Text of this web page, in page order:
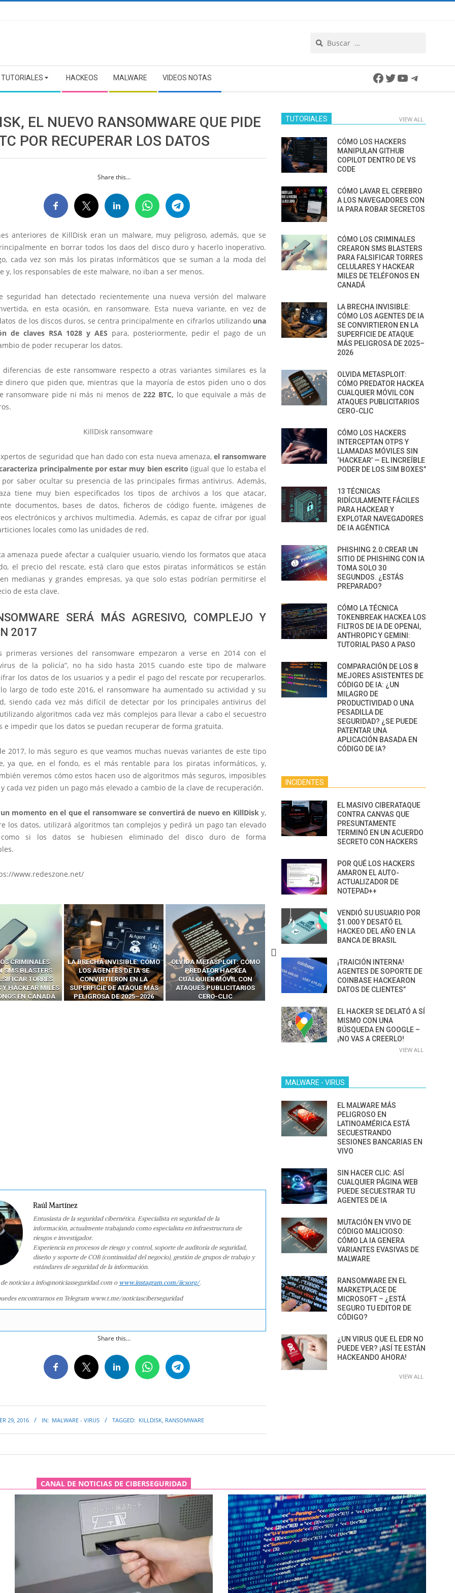
TUTORIALES HACKEOS MALWARE VIDEOS NOTAS Facebook
Twitter
YouTube
EL NUEVO RANSOMWARE QUE PIDE
POR RECUPERAR LOS DATOS
Share this...
anteriores de KillDisk eran un malware, muy peligroso, además, que se
en borrar todos los daos del disco duro y hacerlo inoperativo.
cada vez son más los piratas informáticos que se suman a la moda del
y, los responsables de este malware, no iban a ser menos.
seguridad han detectado recientemente una nueva versión del malware
en esta ocasión, en ransomware. Esta nueva variante, en vez de
de los discos duros, se centra principalmente en cifrarlos utilizandouna
de claves RSA 1028 y AES para, posteriormente, pedir el pago de un
de poder recuperar los datos.
diferencias de este ransomware respecto a otras variantes similares es la
dinero que piden que, mientras que la mayoría de estos piden uno o dos
ransomware pide ni más ni menos de222 BTC, lo que equivale a más de
de seguridad que han dado con esta nueva amenaza, el ransomware
principalmente por estar muy bien escrito (igual que lo estaba el
por saber ocultar su presencia de las principales firmas antivirus. Además,
tiene muy bien especificados los tipos de archivos a los que atacar,
documentos, bases de datos, ficheros de código fuente, imágenes de
electrónicos y archivos multimedia. Además, es capaz de cifrar por igual
locales como las unidades de red.
amenaza puede afectar a cualquier usuario, viendo los formatos que ataca
el precio del rescate, está claro que estos piratas informáticos se están
medianas y grandes empresas, ya que solo estas podrían permitirse el
de esta clave.
SERÁ MÁS AGRESIVO, COMPLEJO Y
2017
primeras versiones del ransomware empezaron a verse en 2014 con el
de la policía”, no ha sido hasta 2015 cuando este tipo de malware
los datos de los usuarios y a pedir el pago del rescate por recuperarlos.
largo de todo este 2016, el ransomware ha aumentado su actividad y su
siendo cada vez más difícil de detectar por los principales antivirus del
algoritmos cada vez más complejos para llevar a cabo el secuestro
e impedir que los datos se puedan recuperar de forma gratuita.
2017, lo más seguro es que veamos muchas nuevas variantes de este tipo
ya que, en el fondo, es el más rentable para los piratas informáticos, y,
veremos cómo estos hacen uso de algoritmos más seguros, imposibles
cada vez piden un pago más elevado a cambio de la clave de recuperación.
momento en el que el ransomware se convertirá de nuevo en KillDisky,
los datos, utilizará algoritmos tan complejos y pedirá un pago tan elevado
si los datos se hubiesen eliminado del disco duro de forma
www.redeszone.net/
CRIMINALES
SMS BLASTERS
TORRES
Y HACKEAR MILES
EN CANADÁ
LA BRECHA INVISIBLE: CÓMO
LOS AGENTES DE IA SE
CONVIRTIERON EN LA
SUPERFICIE DE ATAQUE MÁS
PELIGROSA DE 2025–2026
OLVIDA METASPLOIT: CÓMO
PREDATOR HACKEA
CUALQUIER MÓVIL CON
ATAQUES PUBLICITARIOS
CERO-CLIC
CÓMO LOS HACKERS
INTERCEPTAN OTPS Y
LLAMADAS MÓVILES SIN
‘HACKEAR’ — EL INCREÍBLE
13 TÉCNICAS
RIDÍCULAMENTE
PARA HACKEAR Y
NAVEGADORES DE IA
Raúl Martínez
Entusiasta de la seguridad cibernética. Especialista en seguridad de la
información, actualmente trabajando como especialista en infraestructura de
riesgos e investigador.
Experiencia en procesos de riesgo y control, soporte de auditoría de seguridad,
diseño y soporte de COB (continuidad del negocio), gestión de grupos de trabajo y
estándares de seguridad de la información.
noticias a info@noticiasseguridad.com o www.instagram.com/iicsorg/.
encontrarnos en Telegram www.t.me/noticiasciberseguridad
Share this...
29, 2016 IN: MALWARE - VIRUS TAGGED: KILLDISK RANSOMWARE
TUTORIALES VIEW ALL
CÓMO LOS HACKERS
MANIPULAN GITHUB
COPILOT DENTRO DE VS
CODE
CÓMO LAVAR EL CEREBRO
A LOS NAVEGADORES CON
IA PARA ROBAR SECRETOS
CÓMO LOS CRIMINALES
CREARON SMS BLASTERS
PARA FALSIFICAR TORRES
CELULARES Y HACKEAR
MILES DE TELÉFONOS EN
CANADÁ
LA BRECHA INVISIBLE:
CÓMO LOS AGENTES DE IA
SE CONVIRTIERON EN LA
SUPERFICIE DE ATAQUE
MÁS PELIGROSA DE 2025–
2026
OLVIDA METASPLOIT:
CÓMO PREDATOR HACKEA
CUALQUIER MÓVIL CON
ATAQUES PUBLICITARIOS
CERO-CLIC
CÓMO LOS HACKERS
INTERCEPTAN OTPS Y
LLAMADAS MÓVILES SIN
‘HACKEAR’ — EL INCREÍBLE
PODER DE LOS SIM BOXES”
13 TÉCNICAS
RIDÍCULAMENTE FÁCILES
PARA HACKEAR Y
EXPLOTAR NAVEGADORES
DE IA AGÉNTICA
PHISHING 2.0:CREAR UN
SITIO DE PHISHING CON IA
TOMA SOLO 30
SEGUNDOS. ¿ESTÁS
PREPARADO?
CÓMO LA TÉCNICA
TOKENBREAK HACKEA LOS
FILTROS DE IA DE OPENAI,
ANTHROPIC Y GEMINI:
TUTORIAL PASO A PASO
COMPARACIÓN DE LOS 8
MEJORES ASISTENTES DE
CÓDIGO DE IA: ¿UN
MILAGRO DE
PRODUCTIVIDAD O UNA
PESADILLA DE
SEGURIDAD? ¿SE PUEDE
PATENTAR UNA
APLICACIÓN BASADA EN
CÓDIGO DE IA?
INCIDENTES
EL MASIVO CIBERATAQUE
CONTRA CANVAS QUE
PRESUNTAMENTE
TERMINÓ EN UN ACUERDO
SECRETO CON HACKERS
POR QUÉ LOS HACKERS
AMARON EL AUTO-
ACTUALIZADOR DE
NOTEPAD++
VENDIÓ SU USUARIO POR
$1.000 Y DESATÓ EL
HACKEO DEL AÑO EN LA
BANCA DE BRASIL
¡TRAICIÓN INTERNA!
AGENTES DE SOPORTE DE
COINBASE HACKEARON
DATOS DE CLIENTES”
EL HACKER SE DELATÓ A SÍ
MISMO CON UNA
BÚSQUEDA EN GOOGLE –
¡NO VAS A CREERLO!
VIEW ALL
MALWARE - VIRUS
EL MALWARE MÁS
PELIGROSO EN
LATINOAMÉRICA ESTÁ
SECUESTRANDO
SESIONES BANCARIAS EN
VIVO
SIN HACER CLIC: ASÍ
CUALQUIER PÁGINA WEB
PUEDE SECUESTRAR TU
AGENTES DE IA
MUTACIÓN EN VIVO DE
CÓDIGO MALICIOSO:
CÓMO LA IA GENERA
VARIANTES EVASIVAS DE
MALWARE
RANSOMWARE EN EL
MARKETPLACE DE
MICROSOFT – ¿ESTÁ
SEGURO TU EDITOR DE
CÓDIGO?
¿UN VIRUS QUE EL EDR NO
PUEDE VER? ¡ASÍ TE ESTÁN
HACKEANDO AHORA!
VIEW ALL
CANAL DE NOTICIAS DE CIBERSEGURIDAD